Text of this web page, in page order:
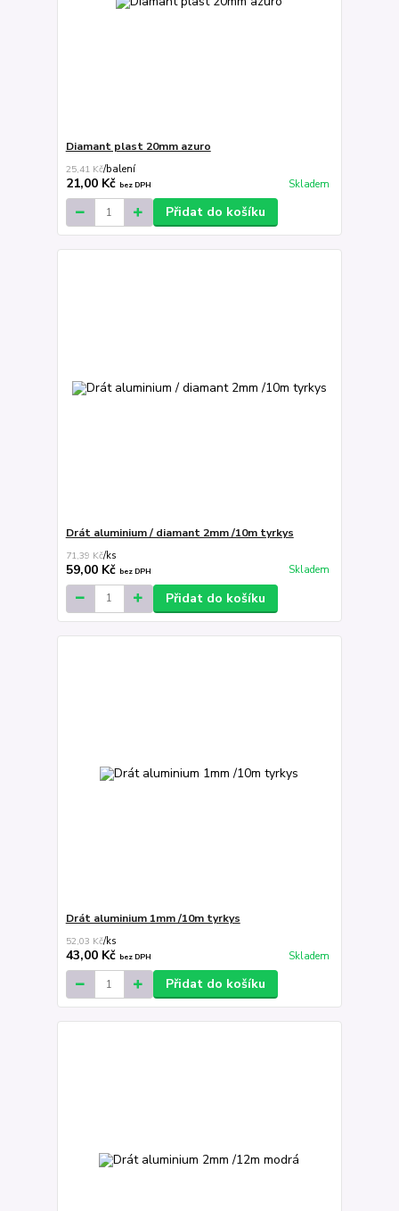
Diamant plast 20mm azuro
25,41 Kč/balení
21,00 Kč bez DPH Skladem
Přidat do košíku
Drát aluminium / diamant 2mm /10m tyrkys
71,39 Kč/ks
59,00 Kč bez DPH Skladem
Přidat do košíku
Drát aluminium 1mm /10m tyrkys
52,03 Kč/ks
43,00 Kč bez DPH Skladem
Přidat do košíku